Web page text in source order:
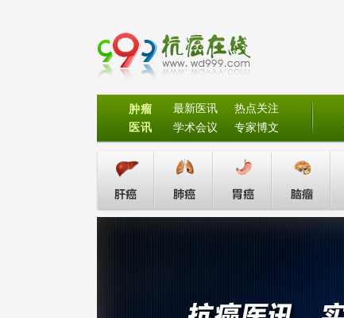
肿瘤
医讯
最新医讯
热点关注
学术会议
专家博文